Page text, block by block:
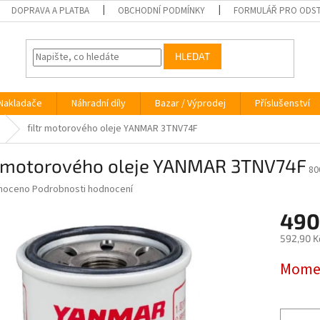
DOPRAVA A PLATBA OBCHODNÍ PODMÍNKY FORMULÁŘ PRO
HLEDAT
Náhradní díly Bazar / Výprodej Příslušenství
filtr motorového oleje YANMAR 3TNV74F
oleje YANMAR 3TNV74F
Podrobnosti hodnocení
592,90
cena: